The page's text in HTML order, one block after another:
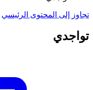
تجاوز إلى المحتوى الرئيسي
تواجدي